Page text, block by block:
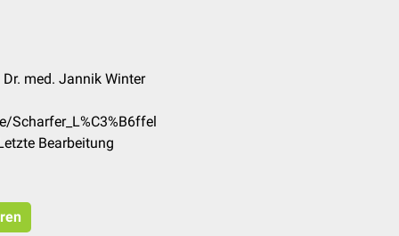
med. Jannik Winter
Bearbeitung